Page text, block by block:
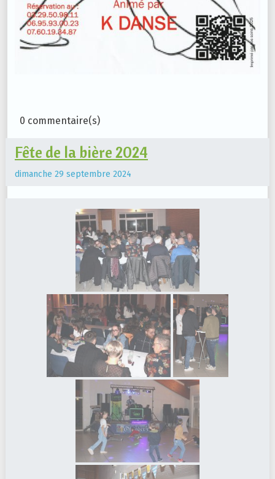
0 commentaire(s)
Fête de la bière 2024
dimanche 29 septembre 2024